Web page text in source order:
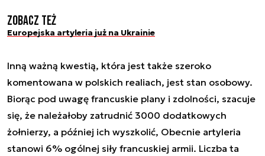
Zobacz też
Europejska artyleria już na Ukrainie
Inną ważną kwestią, która jest także szeroko
komentowana w polskich realiach, jest stan osobowy.
Biorąc pod uwagę francuskie plany i zdolności, szacuje
się, że należałoby zatrudnić 3000 dodatkowych
żołnierzy, a później ich wyszkolić, Obecnie artyleria
stanowi 6% ogólnej siły francuskiej armii. Liczba ta